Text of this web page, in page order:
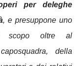
per deleghe
, e presuppone uno
scopo oltre al
della